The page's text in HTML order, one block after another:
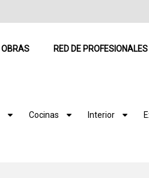
OBRAS RED DE
Cocinas Interior